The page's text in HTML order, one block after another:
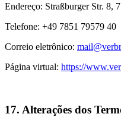
Endereço: Straßburger Str. 8,
Telefone: +49 7851 79579 40
Correio eletrônico:
Página virtual: https://
17. Alterações dos